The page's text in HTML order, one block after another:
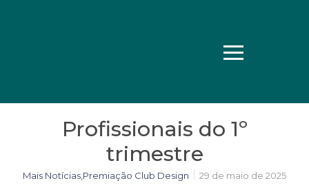
Profissionais do 1º
trimestre
Mais Notícias Premiação Club Design 29 de maio de 2025